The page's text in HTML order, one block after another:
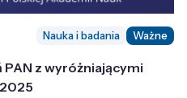
Nauka i badania Ważne
z wyróżniającymi